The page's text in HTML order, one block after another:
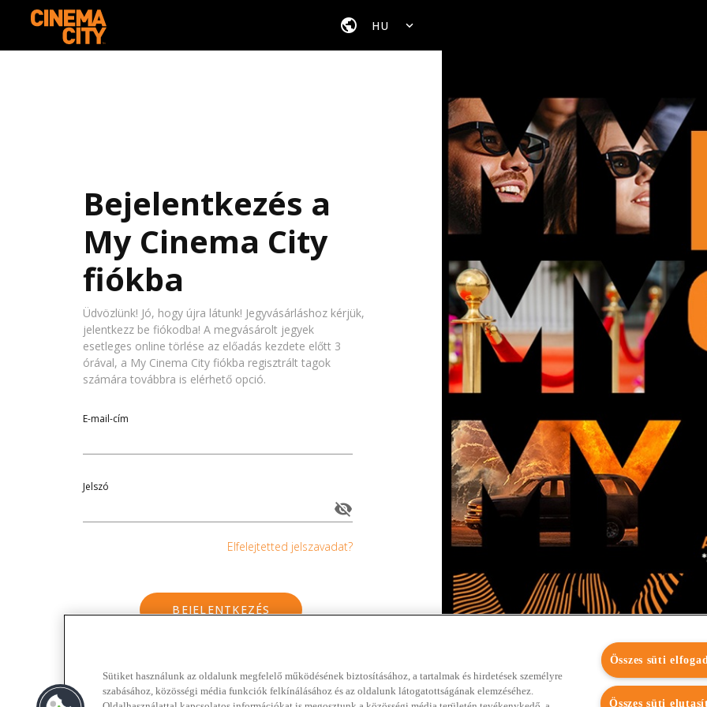
HU
Bejelentkezés a
My Cinema City
fiókba
Üdvözlünk! Jó, hogy újra látunk! Jegyvásárláshoz kérjük,
jelentkezz be fiókodba! A megvásárolt jegyek
esetleges online törlése az előadás kezdete előtt 3
órával, a My Cinema City fiókba regisztrált tagok
számára továbbra is elérhető opció.
E-mail-cím
Jelszó
Elfelejtetted jelszavadat?
BEJELENTKEZÉS
Sütiket használunk az oldalunk megfelelő működésének biztosításához, a tartalmak és hirdetések személyre
szabásához, közösségi média funkciók felkínálásához és az oldalunk látogatottságának elemzéséhez.
Összes süti
Összes süti